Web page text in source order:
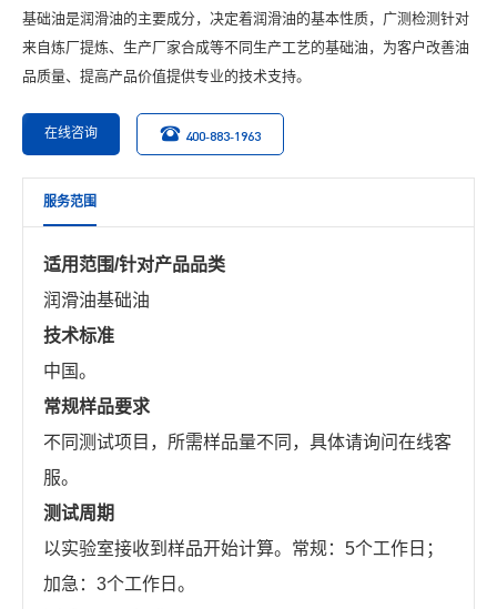
基础油是润滑油的主要成分，决定着润滑油的基本性质，广测检测针对
来自炼厂提炼、生产厂家合成等不同生产工艺的基础油，为客户改善油
品质量、提高产品价值提供专业的技术支持。
在线咨询 400-883-1963
服务范围
适用范围/针对产品品类
润滑油基础油
技术标准
中国。
常规样品要求
不同测试项目，所需样品量不同，具体请询问在线客
服。
测试周期
以实验室接收到样品开始计算。常规：5个工作日；
加急：3个工作日。